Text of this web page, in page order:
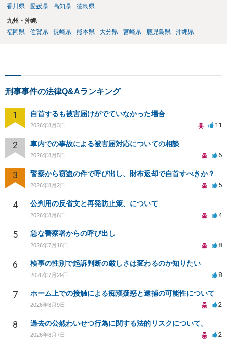
香川県
愛媛県 高知県 徳島県
九州・沖縄
福岡県
佐賀県 長崎県 熊本県 大分県 宮崎県 鹿児島県 沖縄県
刑事事件の法律Q&Aランキング
1 自首するも被害届けがでていなかった場合
2026年8月3日 11
2 車内での事故による被害届対応についての相談
2026年8月5日 6
3 警察から窃盗の件で呼び出し、財布返却で自首すべきか？
2026年8月2日 5
4 公判用の反省文と再発防止策、について
2026年8月6日 4
5 急な警察署からの呼び出し
2026年7月16日 8
6 検事の性別で起訴判断の厳しさは変わるのか知りたい
2026年7月29日 8
7 ホーム上での接触による痴漢疑惑と逮捕の可能性について
2026年8月9日 2
8 過去の公然わいせつ行為に関する法的リスクについて。
2026年8月7日 2